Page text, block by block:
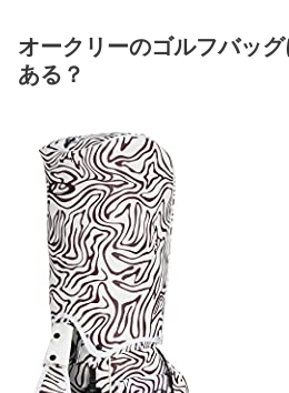
オークリーのゴルフバッ
ある？